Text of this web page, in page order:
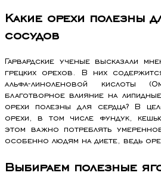
Какие орехи полезны
сосудов
Гарвардские ученые высказали
грецких орехов. В них
альфа-линоленовой кислоты
благотворное влияние на
орехи полезны для сердца? В
орехи, в том числе фундук,
этом важно потреблять
особенно людям на диете, ведь
Выбираем полезные